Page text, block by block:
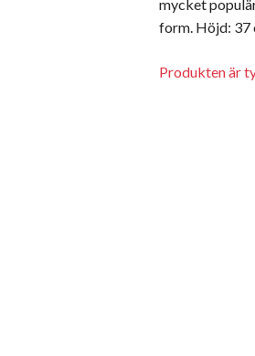
mycket
form. Höjd: 37
Produkten är